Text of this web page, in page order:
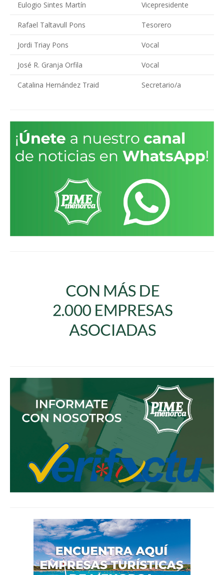
Eulogio Sintes Martín Vicepresidente
Rafael Taltavull Pons Tesorero
Jordi Triay Pons Vocal
José R. Granja Orfila Vocal
Catalina Hernández Traid Secretario/a